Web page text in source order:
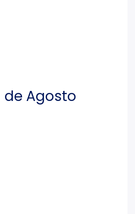
de Agosto